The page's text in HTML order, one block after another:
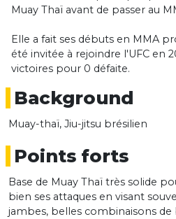
Muay Thaï avant de passer au
Elle a fait ses débuts en MMA
été invitée à rejoindre l'UFC en
victoires pour 0 défaite.
Background
Muay-thaï, Jiu-jitsu brésilien
Points forts
Base de Muay Thaï très solide
bien ses attaques en visant
jambes, belles combinaisons de